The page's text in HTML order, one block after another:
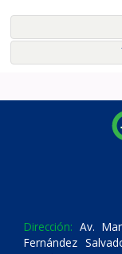
Dirección: Av.
Fernández